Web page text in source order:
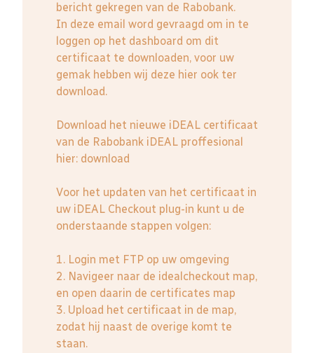
bericht gekregen van de Rabobank.
In deze email word gevraagd om in te
loggen op het dashboard om dit
certificaat te downloaden, voor uw
gemak hebben wij deze hier ook ter
download.
Download het nieuwe iDEAL certificaat
van de Rabobank iDEAL proffesional
hier: download
Voor het updaten van het certificaat in
uw iDEAL Checkout plug-in kunt u de
onderstaande stappen volgen:
1. Login met FTP op uw omgeving
2. Navigeer naar de idealcheckout map,
en open daarin de certificates map
3. Upload het certificaat in de map,
zodat hij naast de overige komt te
staan.